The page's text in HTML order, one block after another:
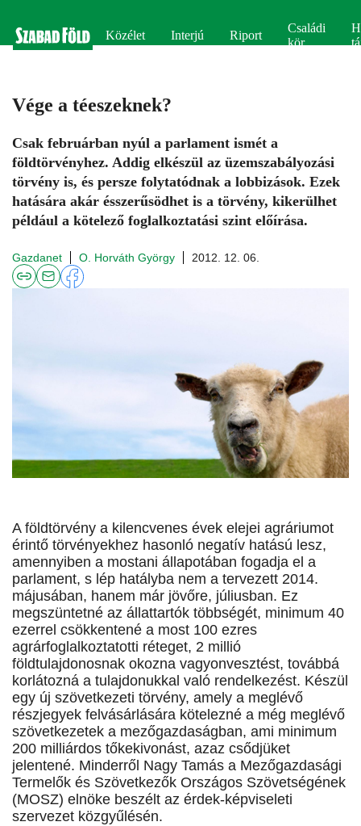
Közélet Interjú Riport
Családi
kör
Vége a téeszeknek?
Csak februárban nyúl a parlament ismét a
földtörvényhez. Addig elkészül az üzemszabályozási
törvény is, és persze folytatódnak a lobbizások. Ezek
hatására akár ésszerűsödhet is a törvény, kikerülhet
például a kötelező foglalkoztatási szint előírása.
Gazdanet O. Horváth György 2012. 12. 06.
A földtörvény a kilencvenes évek elejei agráriumot
érintő törvényekhez hasonló negatív hatású lesz,
amennyiben a mostani állapotában fogadja el a
parlament, s lép hatályba nem a tervezett 2014.
májusában, hanem már jövőre, júliusban. Ez
megszüntetné az állattartók többségét, minimum 40
ezerrel csökkentené a most 100 ezres
agrárfoglalkoztatotti réteget, 2 millió
földtulajdonosnak okozna vagyonvesztést, továbbá
korlátozná a tulajdonukkal való rendelkezést. Készül
egy új szövetkezeti törvény, amely a meglévő
részjegyek felvásárlására kötelezné a még meglévő
szövetkezetek a mezőgazdaságban, ami minimum
200 milliárdos tőkekivonást, azaz csődjüket
jelentené. Minderről Nagy Tamás a Mezőgazdasági
Termelők és Szövetkezők Országos Szövetségének
(MOSZ) elnöke beszélt az érdek-képviseleti
szervezet közgyűlésén.